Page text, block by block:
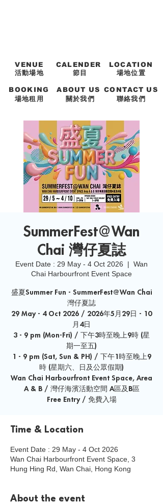
活動場地
VENUE
場地租用
BOOKING
節目
CALENDER
關於我們
ABOUT US
場地位置
LOCATION
聯絡我們
CONTACT US
SummerFest@Wan
Chai 灣仔夏誌
Event Date : 29 May - 4 Oct 2026
  |
Wan
Chai Harbourfront Event Space
盛夏Summer Fun - SummerFest@Wan Chai
灣仔夏誌
29 May - 4 Oct 2026 / 2026年5月29日 - 10
月4日
3 - 9 pm (Mon-Fri) / 下午3時至晚上9時 (星
期一至五)
1 - 9 pm (Sat, Sun & PH) / 下午1時至晚上9
時 (星期六、日及公眾假期)
Wan Chai Harbourfront Event Space, Area
A & B / 灣仔海濱活動空間 A區及B區
Free Entry / 免費入場
Time & Location
Event Date : 29 May - 4 Oct 2026
Wan Chai Harbourfront Event Space, 3
Hung Hing Rd, Wan Chai, Hong Kong
About the event